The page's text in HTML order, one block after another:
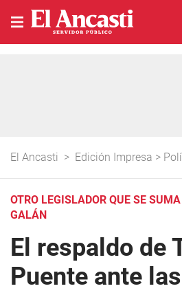
El Ancasti > Edición Impresa >
OTRO LEGISLADOR QUE SE
GALÁN
El respaldo de
Puente ante